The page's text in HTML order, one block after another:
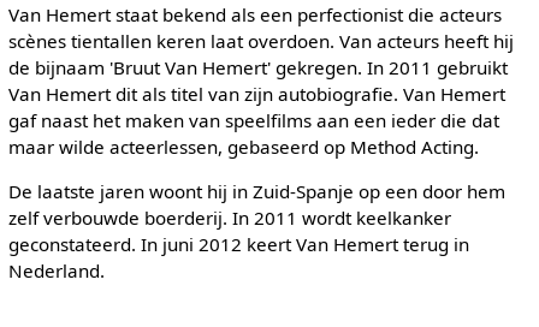
Van Hemert staat bekend als een perfectionist die acteurs
scènes tientallen keren laat overdoen. Van acteurs heeft hij
de bijnaam 'Bruut Van Hemert' gekregen. In 2011 gebruikt
Van Hemert dit als titel van zijn autobiografie. Van Hemert
gaf naast het maken van speelfilms aan een ieder die dat
maar wilde acteerlessen, gebaseerd op Method Acting.
De laatste jaren woont hij in Zuid-Spanje op een door hem
zelf verbouwde boerderij. In 2011 wordt keelkanker
geconstateerd. In juni 2012 keert Van Hemert terug in
Nederland.